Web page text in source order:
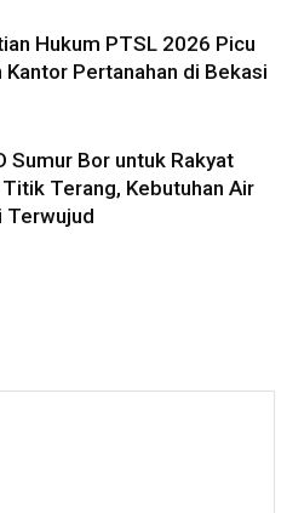
Hukum PTSL 2026 Picu
Kantor Pertanahan di Bekasi
Sumur Bor untuk Rakyat
Terang, Kebutuhan Air
Terwujud